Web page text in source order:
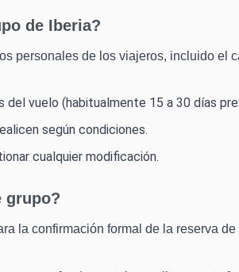
de Iberia?
personales de los viajeros, incluido el
vuelo (habitualmente 15 a 30 días
según condiciones.
cualquier modificación.
grupo?
la confirmación formal de la reserva